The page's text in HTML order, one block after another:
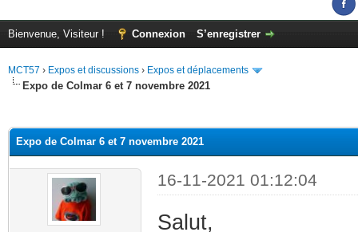
Bienvenue, Visiteur ! Connexion S’enregistrer
MCT57 › Expos et discussions › Expos et déplacements
Expo de Colmar 6 et 7 novembre 2021
Expo de Colmar 6 et 7 novembre 2021
16-11-2021 01:12:04
Salut,